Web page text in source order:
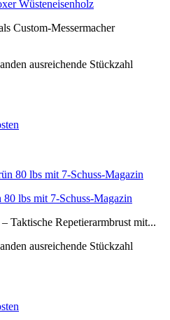
Wüsteneisenholz
Custom-Messermacher
ausreichende Stückzahl
lbs mit 7-Schuss-Magazin
Taktische Repetierarmbrust mit...
ausreichende Stückzahl